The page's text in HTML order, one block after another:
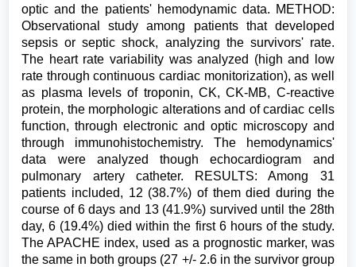
optic and the patients' hemodynamic data. METHOD:
Observational study among patients that developed
sepsis or septic shock, analyzing the survivors' rate.
The heart rate variability was analyzed (high and low
rate through continuous cardiac monitorization), as well
as plasma levels of troponin, CK, CK-MB, C-reactive
protein, the morphologic alterations and of cardiac cells
function, through electronic and optic microscopy and
through immunohistochemistry. The hemodynamics'
data were analyzed though echocardiogram and
pulmonary artery catheter. RESULTS: Among 31
patients included, 12 (38.7%) of them died during the
course of 6 days and 13 (41.9%) survived until the 28th
day, 6 (19.4%) died within the first 6 hours of the study.
The APACHE index, used as a prognostic marker, was
the same in both groups (27 +/- 2.6 in the survivor group